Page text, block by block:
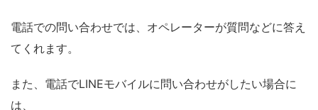
電話での問い合わせでは、オペレーターが質問などに答え
てくれます。
また、電話でLINEモバイルに問い合わせがしたい場合に
は、